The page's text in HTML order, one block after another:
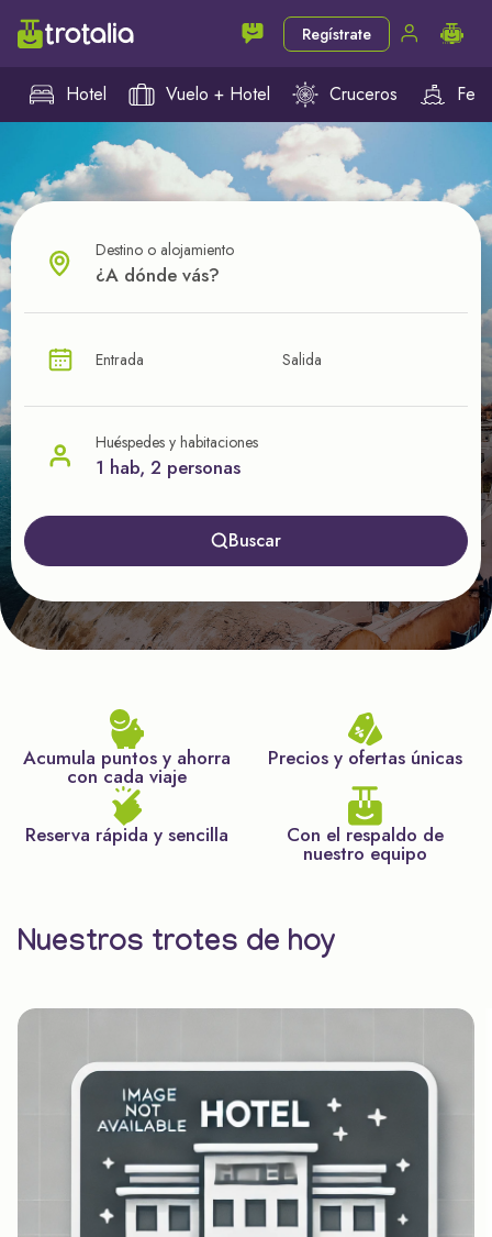
Regístrate
Hotel Vuelo + Hotel Cruceros
¿CUÁL VA A SER TU PRÓXIMO TROTE?
nuestras ofertas
Destino o alojamiento
Entrada Salida
Huéspedes y habitaciones
1 hab, 2 personas
Buscar
Acumula puntos y ahorra
con cada viaje
Precios y ofertas únicas
Reserva rápida y sencilla Con el respaldo de
nuestro equipo
Nuestros trotes de hoy